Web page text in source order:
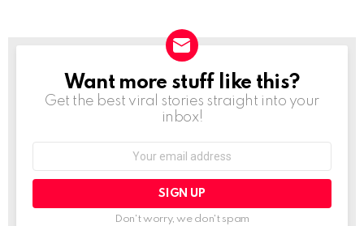
NEWSLETTER
Want more stuff like this?
Get the best viral stories straight into your
inbox!
Don't worry, we don't spam